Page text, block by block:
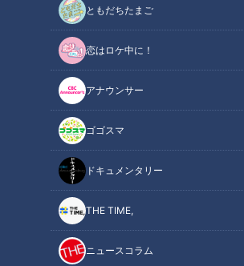
ともだちたまご
恋はロケ中に！
アナウンサー
ゴゴスマ
ドキュメンタリー
THE TIME,
ニュースコラム
この記事の画像（全7枚）
記事に戻る